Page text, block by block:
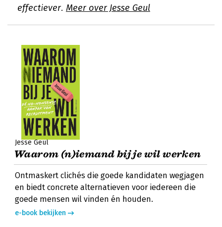
effectiever. Meer over Jesse Geul
Jesse Geul
Waarom (n)iemand bij je wil werken
Ontmaskert clichés die goede kandidaten wegjagen
en biedt concrete alternatieven voor iedereen die
goede mensen wil vinden én houden.
e-book bekijken